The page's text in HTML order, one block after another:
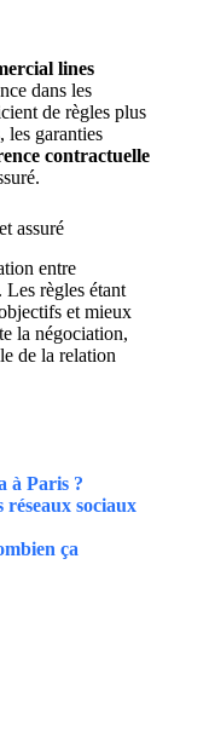
lines
dans les
de règles plus
les garanties
contractuelle
assuré
entre
Les règles étant
et mieux
la négociation,
de la relation
à Paris ?
sociaux
ça